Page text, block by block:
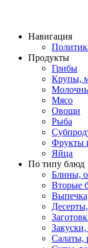
Навигация
Продукты
Грибы
Крупы,
Мясо
Овощи
Рыба
Фрукты
Яйца
По типу блюд
Блины,
Вторые
Салаты,